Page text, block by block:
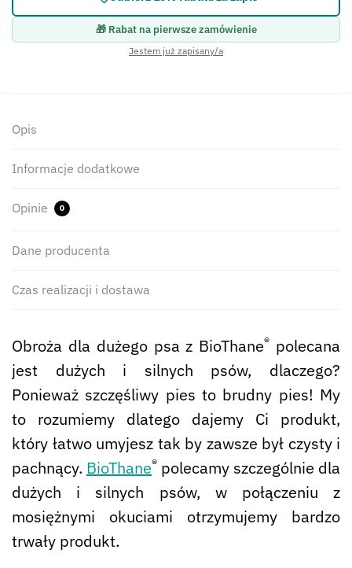
🎁 Rabat na pierwsze zamówienie
Jestem już zapisany/a
Opis
Informacje dodatkowe
Opinie 0
Dane producenta
Czas realizacji i dostawa
Obroża dla dużego psa z BioThane® polecana
jest dużych i silnych psów, dlaczego?
Ponieważ szczęśliwy pies to brudny pies! My
to rozumiemy dlatego dajemy Ci produkt,
który łatwo umyjesz tak by zawsze był czysty i
pachnący. BioThane® polecamy szczególnie dla
dużych i silnych psów, w połączeniu z
mosiężnymi okuciami otrzymujemy bardzo
trwały produkt.